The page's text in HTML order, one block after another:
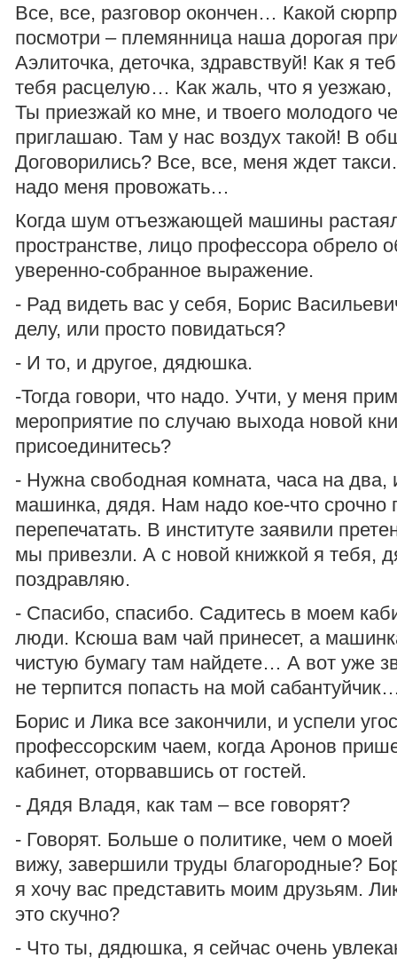
Все, все, разговор окончен… Какой
посмотри – племянница наша дорогая
Аэлиточка, деточка, здравствуй! Как я
тебя расцелую… Как жаль, что я уезжаю,
Ты приезжай ко мне, и твоего молодого
приглашаю. Там у нас воздух такой! В
Договорились? Все, все, меня ждет
надо меня провожать…
Когда шум отъезжающей машины
пространстве, лицо профессора обрело
уверенно-собранное выражение.
- Рад видеть вас у себя, Борис
делу, или просто повидаться?
- И то, и другое, дядюшка.
-Тогда говори, что надо. Учти, у меня
мероприятие по случаю выхода новой
присоединитесь?
- Нужна свободная комната, часа на
машинка, дядя. Нам надо кое-что срочно
перепечатать. В институте заявили
мы привезли. А с новой книжкой я тебя,
поздравляю.
- Спасибо, спасибо. Садитесь в моем
люди. Ксюша вам чай принесет, а
чистую бумагу там найдете… А вот уже
не терпится попасть на мой
Борис и Лика все закончили, и успели
профессорским чаем, когда Аронов
кабинет, оторвавшись от гостей.
- Дядя Владя, как там – все говорят?
- Говорят. Больше о политике, чем о
вижу, завершили труды благородные?
я хочу вас представить моим друзьям.
это скучно?
- Что ты, дядюшка, я сейчас очень